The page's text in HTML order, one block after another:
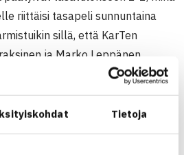
Tietoja
riittäisi tasapeli sunnuntaina
sillä, että KarTen
ja Marko Leppänen
eikä kolmosten kaksinpeliä eikä
vieraina olivat oman I
Ettan Helsingistä ja SM-